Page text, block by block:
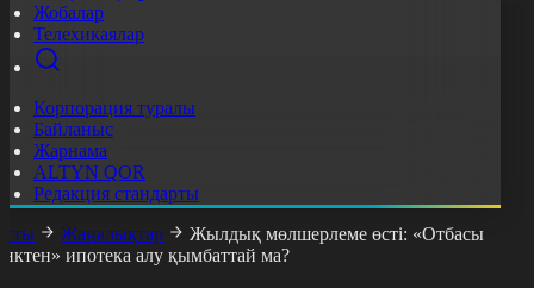
Жобалар
Телехикаялар
Корпорация туралы
Байланыс
Жарнама
ALTYN QOR
Редакция стандарты
Жаңалықтар
Жылдық мөлшерлеме өсті: «Отбасы
ипотека алу қымбаттай ма?